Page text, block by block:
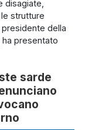
disagiate,
strutture
della
ha presentato
sarde